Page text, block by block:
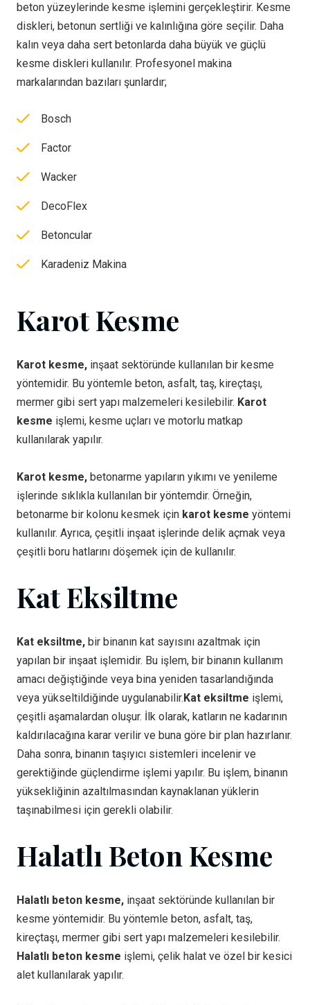
beton yüzeylerinde kesme işlemini gerçekleştirir. Kesme
diskleri, betonun sertliği ve kalınlığına göre seçilir. Daha
kalın veya daha sert betonlarda daha büyük ve güçlü
kesme diskleri kullanılır. Profesyonel makina
markalarından bazıları şunlardır;
Bosch
Factor
Wacker
DecoFlex
Betoncular
Karadeniz Makina
Karot Kesme
Karot kesme, inşaat sektöründe kullanılan bir kesme
yöntemidir. Bu yöntemle beton, asfalt, taş, kireçtaşı,
mermer gibi sert yapı malzemeleri kesilebilir. Karot
kesme işlemi, kesme uçları ve motorlu matkap
kullanılarak yapılır.
Karot kesme, betonarme yapıların yıkımı ve yenileme
işlerinde sıklıkla kullanılan bir yöntemdir. Örneğin,
betonarme bir kolonu kesmek için karot kesme yöntemi
kullanılır. Ayrıca, çeşitli inşaat işlerinde delik açmak veya
çeşitli boru hatlarını döşemek için de kullanılır.
Kat Eksiltme
Kat eksiltme, bir binanın kat sayısını azaltmak için
yapılan bir inşaat işlemidir. Bu işlem, bir binanın kullanım
amacı değiştiğinde veya bina yeniden tasarlandığında
veya yükseltildiğinde uygulanabilir.Kat eksiltme işlemi,
çeşitli aşamalardan oluşur. İlk olarak, katların ne kadarının
kaldırılacağına karar verilir ve buna göre bir plan hazırlanır.
Daha sonra, binanın taşıyıcı sistemleri incelenir ve
gerektiğinde güçlendirme işlemi yapılır. Bu işlem, binanın
yüksekliğinin azaltılmasından kaynaklanan yüklerin
taşınabilmesi için gerekli olabilir.
Halatlı Beton Kesme
Halatlı beton kesme, inşaat sektöründe kullanılan bir
kesme yöntemidir. Bu yöntemle beton, asfalt, taş,
kireçtaşı, mermer gibi sert yapı malzemeleri kesilebilir.
Halatlı beton kesme işlemi, çelik halat ve özel bir kesici
alet kullanılarak yapılır.